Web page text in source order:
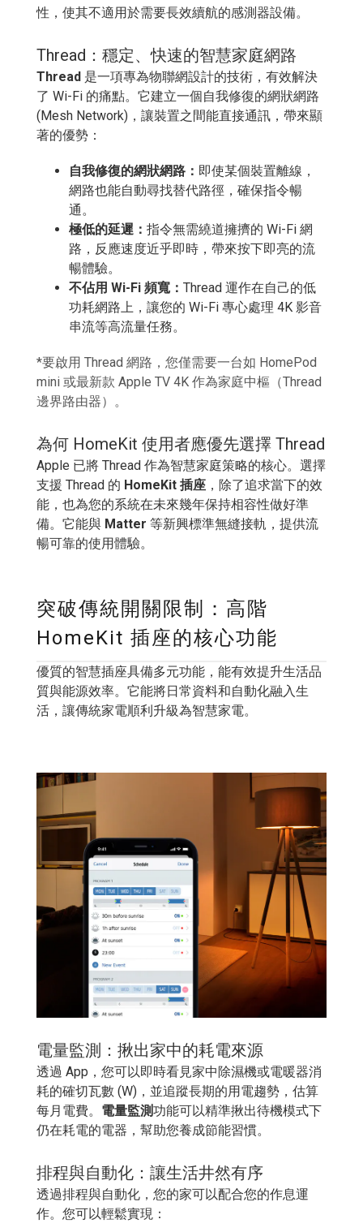
性，使其不適用於需要長效續航的感測器設備。
Thread：穩定、快速的智慧家庭網路
Thread 是一項專為物聯網設計的技術，有效解決
了 Wi-Fi 的痛點。它建立一個自我修復的網狀網路
(Mesh Network)，讓裝置之間能直接通訊，帶來顯
著的優勢：
自我修復的網狀網路： 即使某個裝置離線，
網路也能自動尋找替代路徑，確保指令暢
通。
極低的延遲： 指令無需繞道擁擠的 Wi-Fi 網
路，反應速度近乎即時，帶來按下即亮的流
暢體驗。
不佔用 Wi-Fi 頻寬： Thread 運作在自己的低
功耗網路上，讓您的 Wi-Fi 專心處理 4K 影音
串流等高流量任務。
*要啟用 Thread 網路，您僅需要一台如 HomePod
mini 或最新款 Apple TV 4K 作為家庭中樞（Thread
邊界路由器）。
為何 HomeKit 使用者應優先選擇 Thread
Apple 已將 Thread 作為智慧家庭策略的核心。選擇
支援 Thread 的 HomeKit 插座 ，除了追求當下的效
能，也為您的系統在未來幾年保持相容性做好準
備。它能與 Matter 等新興標準無縫接軌，提供流
暢可靠的使用體驗。
突破傳統開關限制：高階
HomeKit 插座的核心功能
優質的智慧插座具備多元功能，能有效提升生活品
質與能源效率。它能將日常資料和自動化融入生
活，讓傳統家電順利升級為智慧家電。
電量監測：揪出家中的耗電來源
透過 App，您可以即時看見家中除濕機或電暖器消
耗的確切瓦數 (W)，並追蹤長期的用電趨勢，估算
每月電費。 電量監測功能可以精準揪出待機模式下
仍在耗電的電器，幫助您養成節能習慣。
排程與自動化：讓生活井然有序
透過排程與自動化，您的家可以配合您的作息運
作。您可以輕鬆實現：